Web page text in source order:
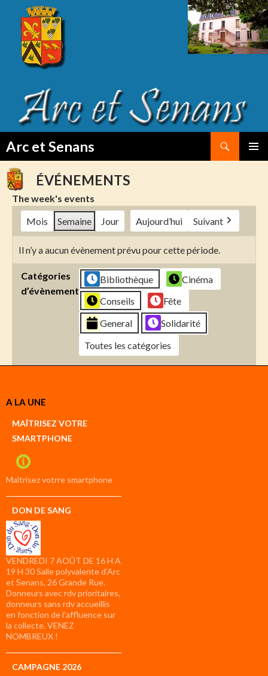
Arc et Senans
TO
CONTENTÉVÉNEMENTS
The week's events
Mois
Semaine Jour Aujourd’hui Suivant
Il n’y a aucun évènement prévu pour cette période.
Catégories
d’évènement
Bibliothèque
Cinéma
Conseils
Fête
General
Solidarité
Toutes les catégories
Créer
compte
compte
A LA UNE
MAÎTRISEZ VOTRE
SMARTPHONE
Maîtrisez votrre smartphone
DON DE SANG
VENDREDI 7 AOÛT DE 16 H A
19 H 30 Salle polyvalente d’Arc
et Senans, 26 Grande Rue.
Donneurs avec rdv prioritaires,
donneurs sans rdv accueillis
en fonction de l’affluence sur
la collecte. VENEZ
NOMBREUX !
CAMPAGNE 2026